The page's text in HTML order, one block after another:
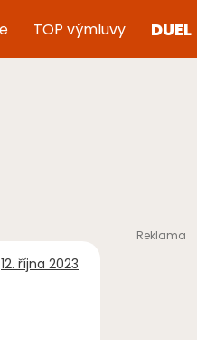
TOP výmluvy DUEL
12. října 2023